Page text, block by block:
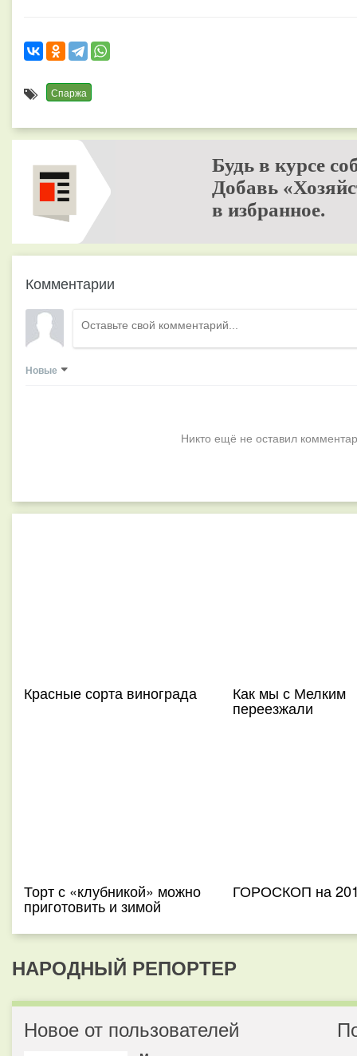
Спаржа
Будь в курсе
Добавь
в избранное.
Комментарии
Новые
Никто ещё не оставил
Красные сорта винограда Как мы с Мелким
переезжали
Торт с «клубникой» можно
приготовить и зимой
ГОРОСКОП на
НАРОДНЫЙ РЕПОРТЕР
Новое от пользователей